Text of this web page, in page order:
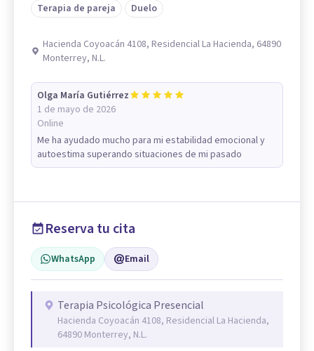
Terapia de pareja
Duelo
Hacienda Coyoacán 4108, Residencial La Hacienda, 64890
Monterrey, N.L.
Olga María Gutiérrez
1 de mayo de 2026
Online
Me ha ayudado mucho para mi estabilidad emocional y
autoestima superando situaciones de mi pasado
Reserva tu cita
WhatsApp Email
Terapia Psicológica Presencial
Hacienda Coyoacán 4108, Residencial La Hacienda,
64890 Monterrey, N.L.